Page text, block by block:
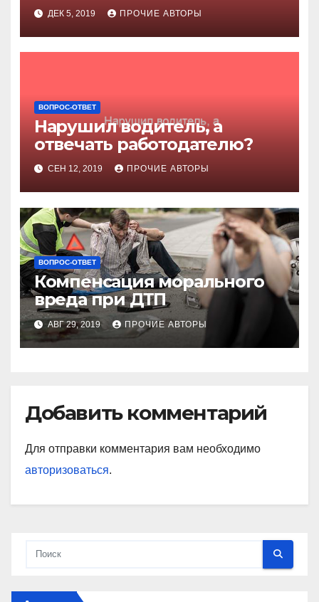
ДЕК 5, 2019 ПРОЧИЕ АВТОРЫ
ВОПРОС-ОТВЕТ
Нарушил водитель, а
отвечать работодателю?
СЕН 12, 2019 ПРОЧИЕ АВТОРЫ
ВОПРОС-ОТВЕТ
Компенсация морального
вреда при ДТП
АВГ 29, 2019 ПРОЧИЕ АВТОРЫ
Добавить комментарий
Для отправки комментария вам необходимо
авторизоваться.